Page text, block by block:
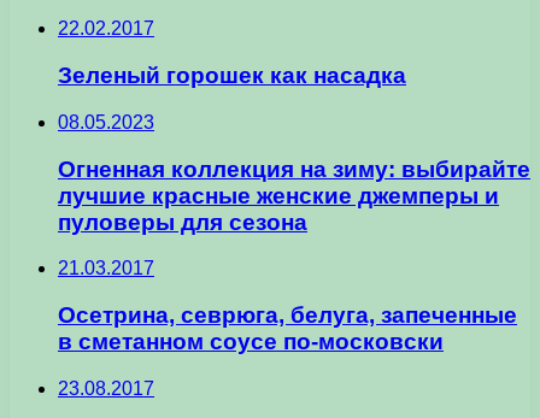
22.02.2017
Зеленый горошек как насадка
08.05.2023
Огненная коллекция на зиму: выбирайте
лучшие красные женские джемперы и
пуловеры для сезона
21.03.2017
Осетрина, севрюга, белуга, запеченные
в сметанном соусе по-московски
23.08.2017